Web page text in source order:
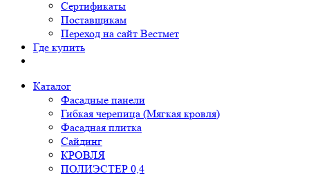
Сертификаты
Поставщикам
Переход на сайт Вестмет
Где купить
Каталог
Фасадные панели
Гибкая черепица (Мягкая кровля)
Фасадная плитка
Сайдинг
КРОВЛЯ
ПОЛИЭСТЕР 0,4